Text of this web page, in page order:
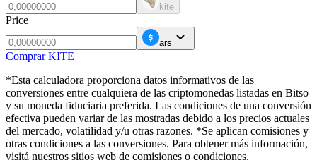
kite
Price
ars
Comprar KITE
*Esta calculadora proporciona datos informativos de las
conversiones entre cualquiera de las criptomonedas listadas en Bitso
y su moneda fiduciaria preferida. Las condiciones de una conversión
efectiva pueden variar de las mostradas debido a los precios actuales
del mercado, volatilidad y/u otras razones. *Se aplican comisiones y
otras condiciones a las conversiones. Para obtener más información,
visitá nuestros sitios web de comisiones o condiciones.